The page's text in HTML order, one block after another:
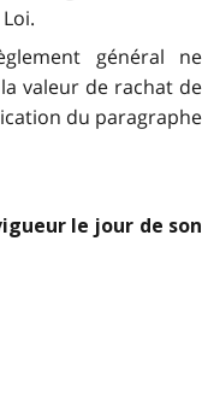
général ne
valeur de rachat de
du paragraphe
le jour de son